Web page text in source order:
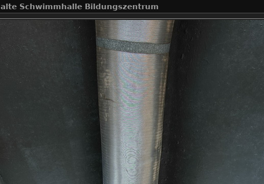
alte Schwimmhalle Bildungszentrum